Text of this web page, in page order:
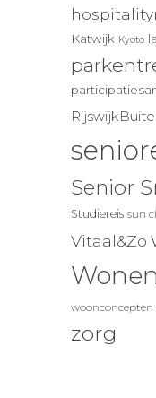
Katwijk Kyoto
Senior
Studiereis sun
Vitaal&Zo
Wonen
woonconcepten
zorg